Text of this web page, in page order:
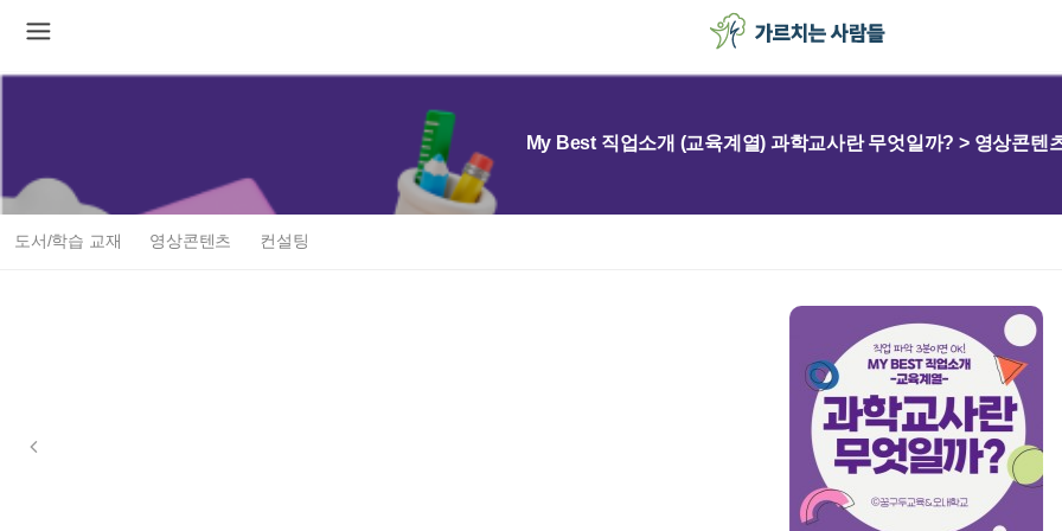
My Best 직업소개 (교육계열) 과학교사란 무엇일까? > 영상콘텐
도서/학습 교재 영상콘텐츠 컨설팅